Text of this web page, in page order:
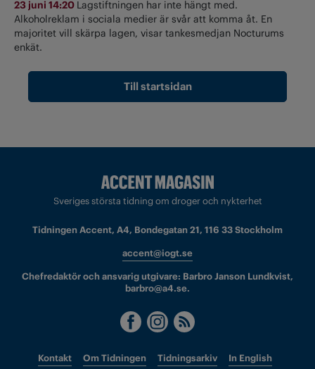
23 juni 14:20 Lagstiftningen har inte hängt med.
Alkoholreklam i sociala medier är svår att komma åt. En
majoritet vill skärpa lagen, visar tankesmedjan Nocturums
enkät.
Till startsidan
Sveriges största tidning om droger och nykterhet
Tidningen Accent, A4, Bondegatan 21, 116 33 Stockholm
accent@iogt.se
Chefredaktör och ansvarig utgivare: Barbro Janson Lundkvist,
barbro@a4.se.
Kontakt Om Tidningen Tidningsarkiv In English